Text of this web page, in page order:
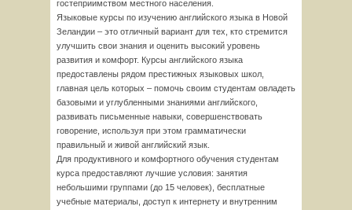
гостеприимством местного населения.
Языковые курсы по изучению английского языка в Новой
Зеландии – это отличный вариант для тех, кто стремится
улучшить свои знания и оценить высокий уровень
развития и комфорт. Курсы английского языка
предоставлены рядом престижных языковых школ,
главная цель которых – помочь своим студентам овладеть
базовыми и углубленными знаниями английского,
развивать письменные навыки, совершенствовать
говорение, используя при этом грамматически
правильный и живой английский язык.
Для продуктивного и комфортного обучения студентам
курса предоставляют лучшие условия: занятия
небольшими группами (до 15 человек), бесплатные
учебные материалы, доступ к интернету и внутренним